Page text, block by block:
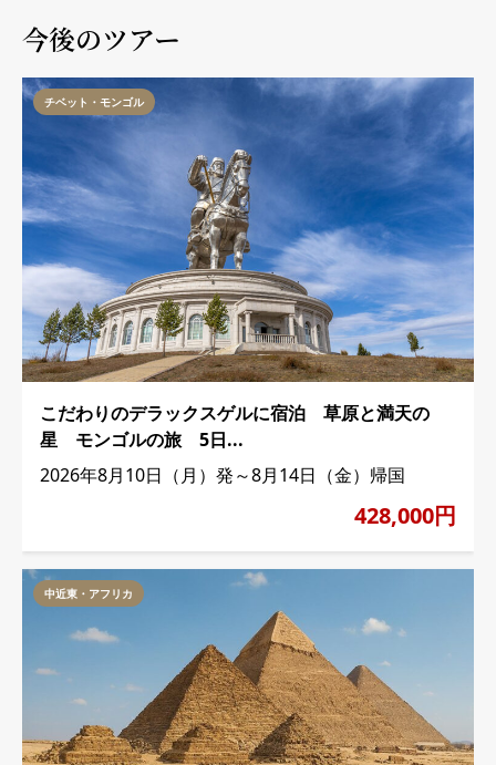
今後のツアー
チベット・モンゴル
こだわりのデラックスゲルに宿泊 草原と満天の
星 モンゴルの旅 5日...
2026年8月10日（月）発～8月14日（金）帰国
428,000円
中近東・アフリカ